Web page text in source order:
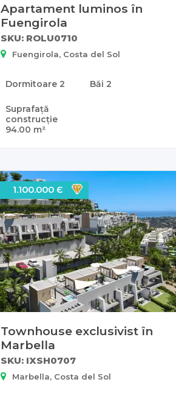
Apartament luminos în
Fuengirola
SKU: ROLU0710
Fuengirola, Costa del Sol
Dormitoare 2 Băi 2
Suprafață
construcție
94.00 m²
1.100.000 Є
Townhouse exclusivist în
Marbella
SKU: IXSH0707
Marbella, Costa del Sol